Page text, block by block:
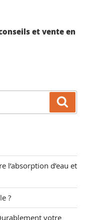
et vente en
l’absorption d’eau et
?
votre